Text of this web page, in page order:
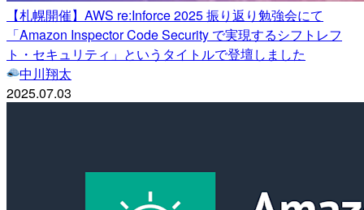
【札幌開催】AWS re:Inforce 2025 振り返り勉強会にて
「Amazon Inspector Code Security で実現するシフトレフ
ト・セキュリティ」というタイトルで登壇しました
中川翔太
2025.07.03